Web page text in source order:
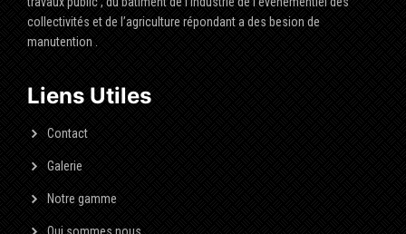
collectivités et de l’agriculture répondant a des besion de
manutention .
Liens Utiles
Contact
Galerie
Notre gamme